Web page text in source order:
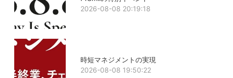
2026-08-08 20:19:18
時短マネジメントの実現
2026-08-08 19:50:22